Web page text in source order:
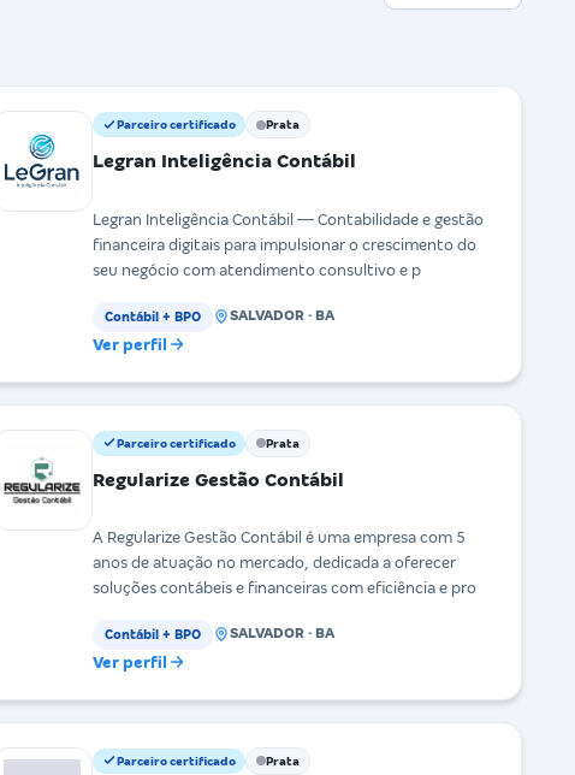
Parceiro certificado Prata
Legran Inteligência Contábil
Legran Inteligência Contábil — Contabilidade e gestão
financeira digitais para impulsionar o crescimento do
seu negócio com atendimento consultivo e p
Contábil + BPO SALVADOR · BA
Ver perfil
Parceiro certificado Prata
Regularize Gestão Contábil
A Regularize Gestão Contábil é uma empresa com 5
anos de atuação no mercado, dedicada a oferecer
soluções contábeis e financeiras com eficiência e pro
Contábil + BPO SALVADOR · BA
Ver perfil
Parceiro certificado Prata